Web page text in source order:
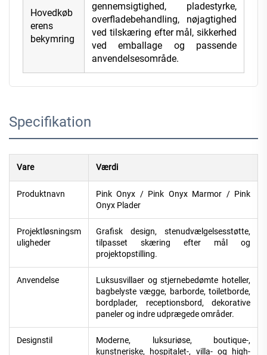
Hovedkøb
erens
bekymring
gennemsigtighed, pladestyrke,
overfladebehandling, nøjagtighed
ved tilskæring efter mål, sikkerhed
ved emballage og passende
anvendelsesområde.
Specifikation
Vare Værdi
Produktnavn
Pink Onyx / Pink Onyx Marmor / Pink
Onyx Plader
Projektløsningsm
uligheder
Grafisk design, stenudvælgelsesstøtte,
tilpasset skæring efter mål og
projektopstilling.
Anvendelse
Luksusvillaer og stjernebedømte hoteller,
bagbelyste vægge, barborde, toiletborde,
bordplader, receptionsbord, dekorative
paneler og indre udprægede områder.
Designstil
Moderne, luksuriøse, boutique-,
kunstneriske, hospitalet-, villa- og high-